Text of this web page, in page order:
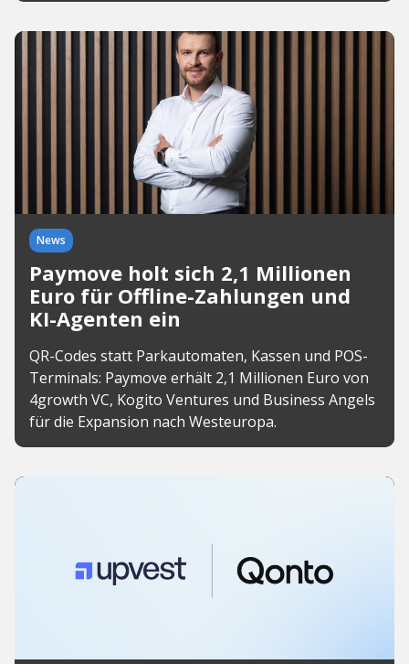
News
Paymove holt sich 2,1 Millionen
Euro für Offline-Zahlungen und
KI-Agenten ein
QR-Codes statt Parkautomaten, Kassen und POS-
Terminals: Paymove erhält 2,1 Millionen Euro von
4growth VC, Kogito Ventures und Business Angels
für die Expansion nach Westeuropa.